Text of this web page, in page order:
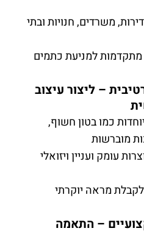
משרדים, חנויות ובתי
מתקדמות למניעת כתמים
– ליצור עיצוב
כמו בטון חשוף,
מוברשות
עומק ועניין ויזואלי
מראה יוקרתי
– התאמה